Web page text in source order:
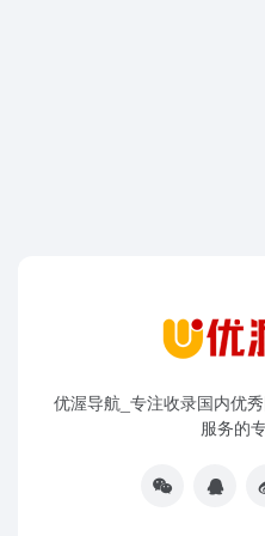
优渥导航_专注收录国内优
服务的